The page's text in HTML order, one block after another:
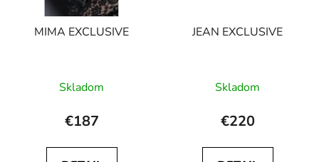
MIMA EXCLUSIVE
Skladom
€187
JEAN EXCLUSIVE
Skladom
€220